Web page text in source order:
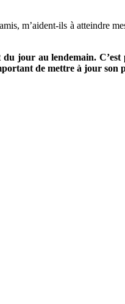
m’aident-ils à atteindre
jour au lendemain.
de mettre à jour